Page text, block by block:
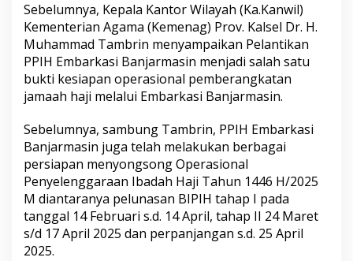
Sebelumnya, Kepala Kantor Wilayah (Ka.Kanwil)
Kementerian Agama (Kemenag) Prov. Kalsel Dr. H.
Muhammad Tambrin menyampaikan Pelantikan
PPIH Embarkasi Banjarmasin menjadi salah satu
bukti kesiapan operasional pemberangkatan
jamaah haji melalui Embarkasi Banjarmasin.
Sebelumnya, sambung Tambrin, PPIH Embarkasi
Banjarmasin juga telah melakukan berbagai
persiapan menyongsong Operasional
Penyelenggaraan Ibadah Haji Tahun 1446 H/2025
M diantaranya pelunasan BIPIH tahap I pada
tanggal 14 Februari s.d. 14 April, tahap II 24 Maret
s/d 17 April 2025 dan perpanjangan s.d. 25 April
2025.